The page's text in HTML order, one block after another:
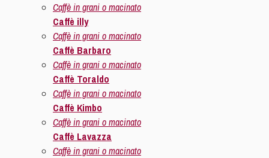
Caffè in grani o macinato
Caffè illy
Caffè in grani o macinato
Caffè Barbaro
Caffè in grani o macinato
Caffè Toraldo
Caffè in grani o macinato
Caffè Kimbo
Caffè in grani o macinato
Caffè Lavazza
Caffè in grani o macinato